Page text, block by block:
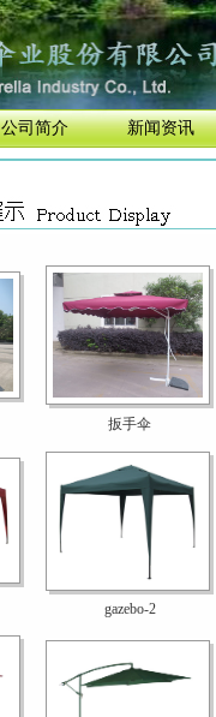
公司简介 新闻资讯
扳手伞
gazebo-2